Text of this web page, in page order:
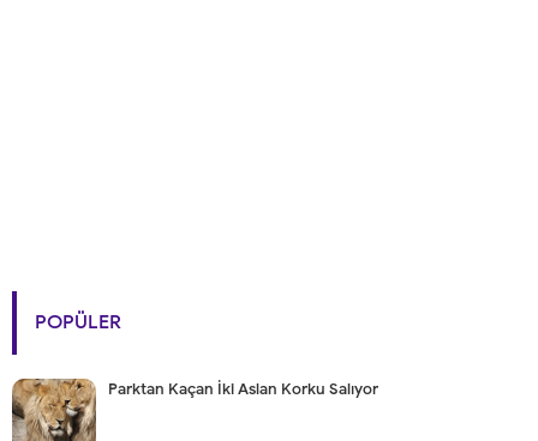
POPÜLER
Parktan Kaçan İki Aslan Korku Salıyor